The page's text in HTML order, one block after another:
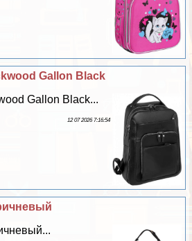
Gallon Black
Gallon Black...
12 07 2026 7:16:54